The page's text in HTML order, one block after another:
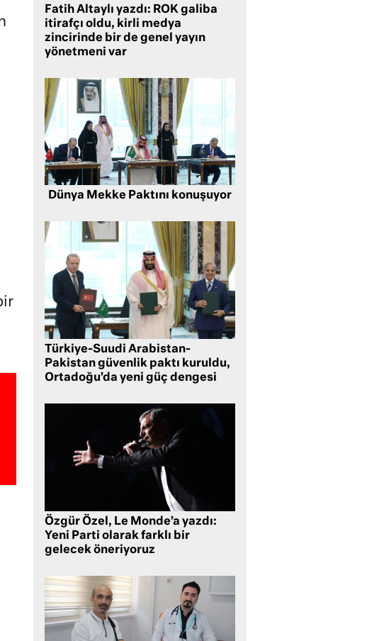
Fatih Altaylı yazdı: ROK galiba
itirafçı oldu, kirli medya
zincirinde bir de genel yayın
yönetmeni var
Dünya Mekke Paktını konuşuyor
Türkiye-Suudi Arabistan-
Pakistan güvenlik paktı kuruldu,
Ortadoğu’da yeni güç dengesi
Özgür Özel, Le Monde’a yazdı:
Yeni Parti olarak farklı bir
gelecek öneriyoruz